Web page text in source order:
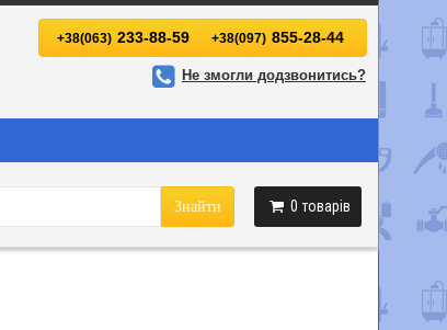
+38(063) 233-88-59 +38(097) 855-28-44
Не змогли додзвонитись?
0 товарів
Знайти